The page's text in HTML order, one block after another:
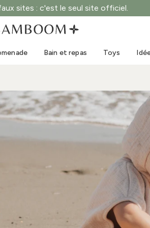
sites : c'est le seul site officiel.
Mer
Chaussures de plage
Toys
Bain et repas Toys